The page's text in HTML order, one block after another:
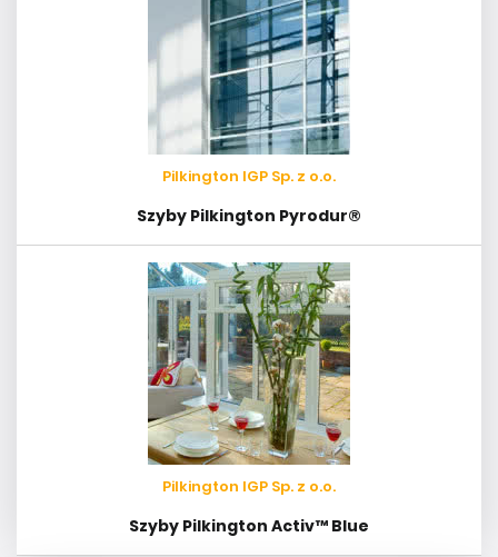
Pilkington IGP Sp. z o.o.
Szyby Pilkington Pyrodur®
Pilkington IGP Sp. z o.o.
Szyby Pilkington Activ™ Blue